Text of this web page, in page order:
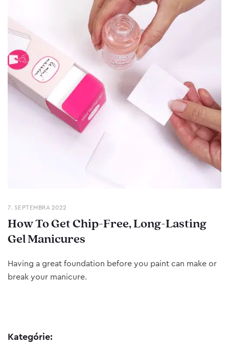
7. SEPTEMBRA 2022
How To Get Chip-Free, Long-Lasting
Gel Manicures
Having a great foundation before you paint can make or
break your manicure.
Kategórie: